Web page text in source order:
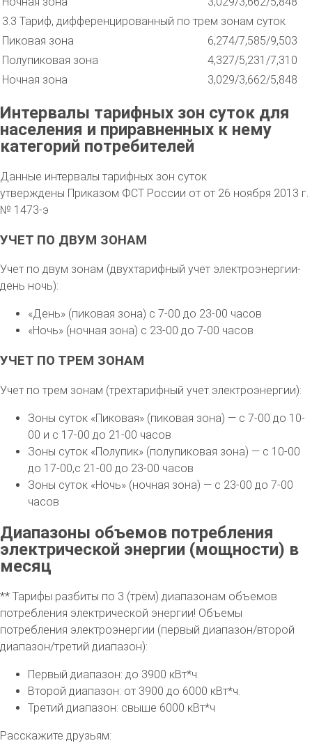
3.3 Тариф, дифференцированный по трем зонам суток
Пиковая зона
6,274/7,585/9,503
Полупиковая зона
4,327/5,231/7,310
Ночная зона
3,029/3,662/5,848
Интервалы тарифных зон суток для
населения и приравненных к нему
категорий потребителей
Данные интервалы тарифных зон суток
утверждены Приказом ФСТ России от от 26 ноября 2013 г.
№ 1473-э
УЧЕТ ПО ДВУМ ЗОНАМ
Учет по двум зонам (двухтарифный учет электроэнергии-
день ночь):
«День» (пиковая зона) с 7-00 до 23-00 часов
«Ночь» (ночная зона) с 23-00 до 7-00 часов
УЧЕТ ПО ТРЕМ ЗОНАМ
Учет по трем зонам (трехтарифный учет электроэнергии):
Зоны суток «Пиковая» (пиковая зона) — с 7-00 до 10-
00 и с 17-00 до 21-00 часов
Зоны суток «Полупик» (полупиковая зона) — с 10-00
до 17-00,с 21-00 до 23-00 часов
Зоны суток «Ночь» (ночная зона) — с 23-00 до 7-00
часов
Диапазоны объемов потребления
электрической энергии (мощности) в
месяц
** Тарифы разбиты по 3 (трём) диапазонам объемов
потребления электрической энергии! Объемы
потребления электроэнергии (первый диапазон/второй
диапазон/третий диапазон):
Первый диапазон: до 3900 кВт*ч.
Второй диапазон: от 3900 до 6000 кВт*ч.
Третий диапазон: свыше 6000 кВт*ч
Расскажите друзьям: